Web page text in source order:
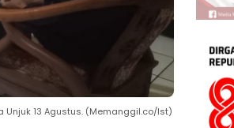
Unjuk 13 Agustus. (Memanggil.co/Ist)